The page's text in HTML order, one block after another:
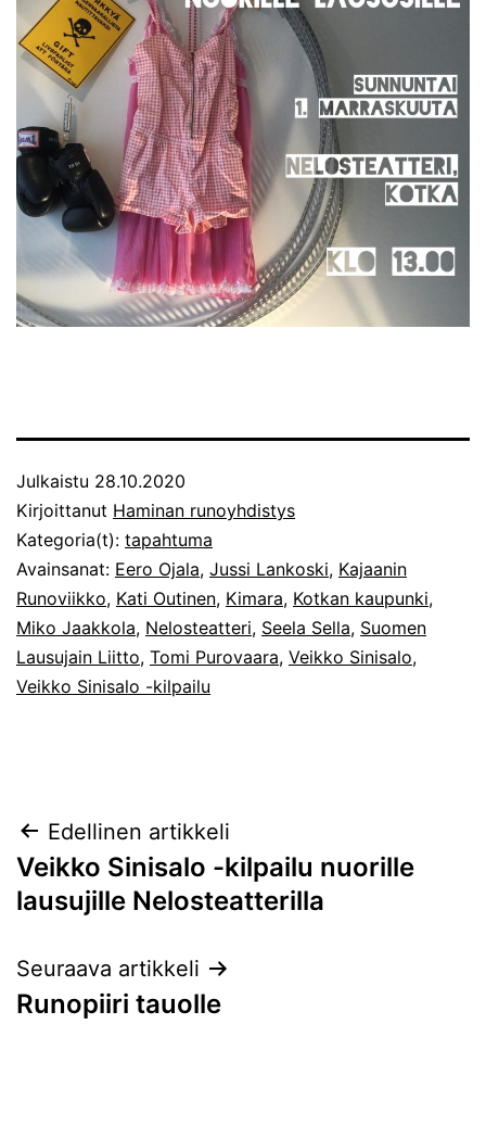
Julkaistu 28.10.2020
Kirjoittanut Haminan runoyhdistys
Kategoria(t): tapahtuma
Avainsanat: Eero Ojala, Jussi Lankoski, Kajaanin
Runoviikko, Kati Outinen, Kimara, Kotkan kaupunki,
Miko Jaakkola, Nelosteatteri, Seela Sella, Suomen
Lausujain Liitto, Tomi Purovaara, Veikko Sinisalo,
Veikko Sinisalo -kilpailu
Artikkelien
selaus
Edellinen artikkeli
Veikko Sinisalo -kilpailu nuorille
lausujille Nelosteatterilla
Seuraava artikkeli
Runopiiri tauolle